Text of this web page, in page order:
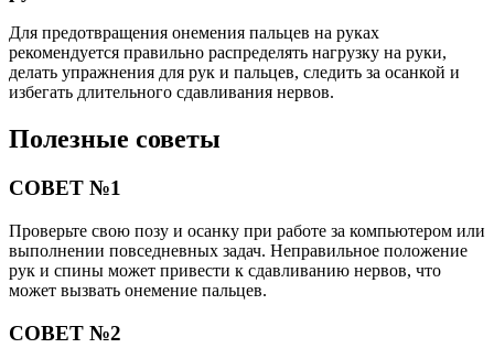
Для предотвращения онемения пальцев на руках
рекомендуется правильно распределять нагрузку на руки,
делать упражнения для рук и пальцев, следить за осанкой и
избегать длительного сдавливания нервов.
Полезные советы
СОВЕТ №1
Проверьте свою позу и осанку при работе за компьютером или
выполнении повседневных задач. Неправильное положение
рук и спины может привести к сдавливанию нервов, что
может вызвать онемение пальцев.
СОВЕТ №2